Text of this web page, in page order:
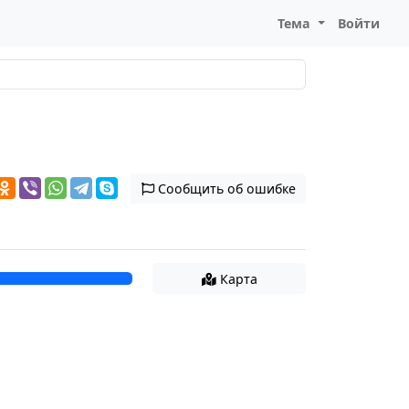
Тема Войти
Сообщить об ошибке
Карта